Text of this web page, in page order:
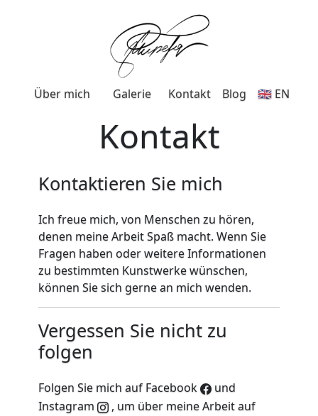
Über mich Galerie Kontakt Blog 🇬🇧 EN
Kontakt
Kontaktieren Sie mich
Ich freue mich, von Menschen zu hören,
denen meine Arbeit Spaß macht. Wenn Sie
Fragen haben oder weitere Informationen
zu bestimmten Kunstwerke wünschen,
können Sie sich gerne an mich wenden.
Vergessen Sie nicht zu
folgen
Folgen Sie mich auf Facebook
und
Instagram
, um über meine Arbeit auf